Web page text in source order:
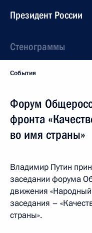
Президент России
Стенограммы
События
Форум
фронта
во имя страны»
Владимир Путин
заседании форума
движения
заседания –
страны».